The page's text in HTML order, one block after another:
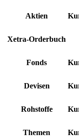
Aktien
Xetra-Orderbuch
Fonds
Devisen
Rohstoffe
Themen